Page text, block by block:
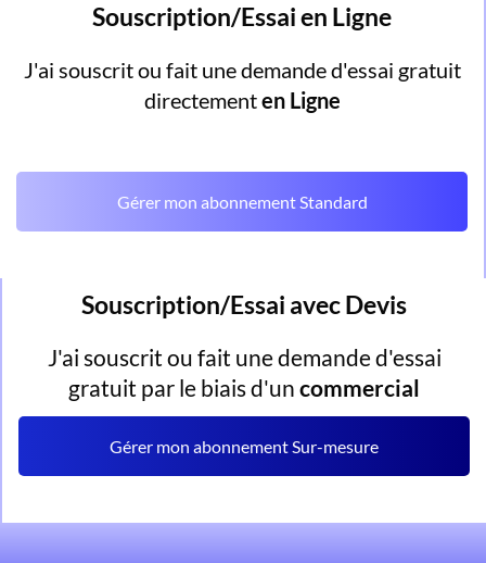
Souscription/Essai en Ligne
J'ai souscrit ou fait une demande d'essai gratuit
directementen Ligne
Gérer mon abonnement Standard
Souscription/Essai avec Devis
J'ai souscrit ou fait une demande d'essai
gratuit par le biais d'un commercial
Gérer mon abonnement Sur-mesure